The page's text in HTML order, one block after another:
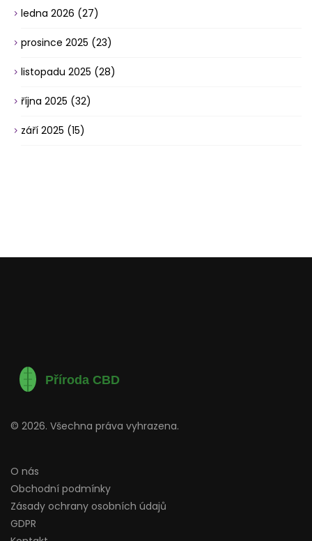
ledna 2026 (27)
prosince 2025 (23)
listopadu 2025 (28)
října 2025 (32)
září 2025 (15)
© 2026. Všechna práva vyhrazena.
O nás
Obchodní podmínky
Zásady ochrany osobních údajů
GDPR